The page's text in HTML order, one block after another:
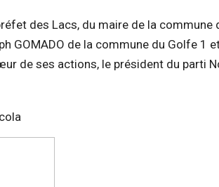
des Lacs, du maire de la commune
GOMADO de la commune du Golfe 1
de ses actions, le président du parti